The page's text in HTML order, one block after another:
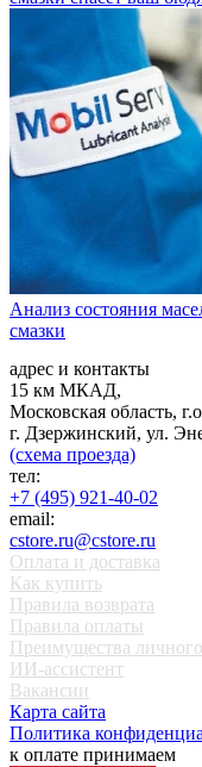
Анализ состояния
смазки
адрес и контакты
15 км МКАД,
Московская область,
г. Дзержинский, ул.
(схема проезда)
тел:
+7 (495) 921-40-02
email:
cstore.ru@cstore.ru
Оплата и доставка
Как купить
Правила возврата
Правила оплаты
Преимущества
ИИ-ассистент
Вакансии
Карта сайта
Политика
к оплате принимаем